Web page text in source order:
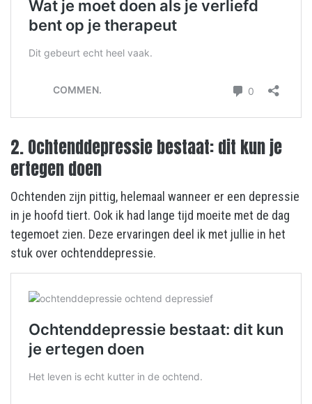
2. Ochtenddepressie bestaat: dit kun je
ertegen doen
Ochtenden zijn pittig, helemaal wanneer er een depressie
in je hoofd tiert. Ook ik had lange tijd moeite met de dag
tegemoet zien. Deze ervaringen deel ik met jullie in het
stuk over ochtenddepressie.